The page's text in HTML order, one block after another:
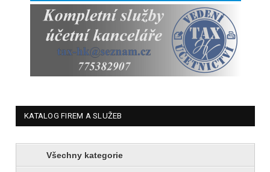
KATALOG FIREM A SLUŽEB
Všechny kategorie